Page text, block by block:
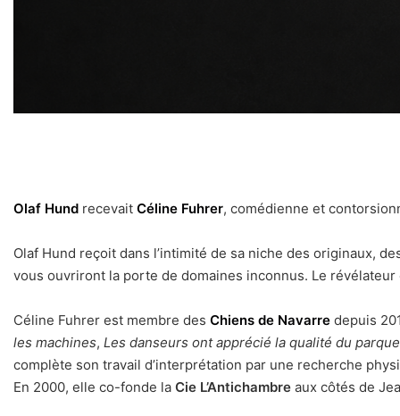
Olaf Hund recevait Céline Fuhrer, comédienne et
Olaf Hund reçoit dans l’intimité de sa niche des originaux,
vous ouvriront la porte de domaines inconnus. Le
Céline Fuhrer est membre des Chiens de Navarre depuis
les machines, Les danseurs ont apprécié la qualité du
complète son travail d’interprétation par une recherche
En 2000, elle co-fonde la Cie L’Antichambre aux côtés de